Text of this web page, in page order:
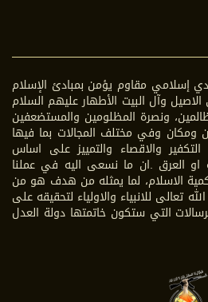
إسلامي مقاوم يؤمن بمبادئ الإسلام
وآل البيت الأطهار عليهم السلام
ونصرة المظلومين والمستضعفين
ومكان وفي مختلف المجالات بما فيها
والاقصاء والتمييز على اساس
او العرق .ان ما نسعى اليه في عملنا
الاسلام، لما يمثله من هدف هو من
تعالى للانبياء والاولياء لتحقيقه على
التي ستكون خاتمتها دولة العدل